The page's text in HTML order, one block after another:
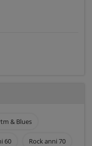
& Blues
60 Rock anni 70